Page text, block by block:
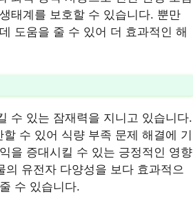
태계를 보호할 수 있습니다. 뿐만
도움을 줄 수 있어 더 효과적인 해
수 있는 잠재력을 지니고 있습니다.
수 있어 식량 부족 문제 해결에 기
을 증대시킬 수 있는 긍정적인 영향
유전자 다양성을 보다 효과적으
수 있습니다.